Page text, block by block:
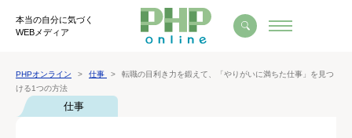
本当の自分に気づく
WEBメディア
PHPオンライン 仕事
転職の目利き力を鍛えて、「やりがいに満ちた仕事」を見つ
ける1つの方法
仕事